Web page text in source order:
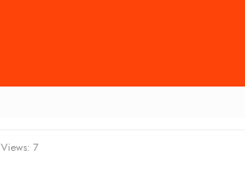
Views: 7